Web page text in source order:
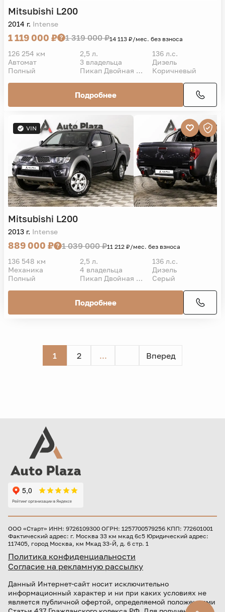
Mitsubishi L200
2014 г. Intense
1 119 000 ₽ 1 319 000 ₽14 113 ₽/мес. без взноса
126 254 км 2,5 л.
136 л.с.
Автомат
3 владельца
Дизель
Полный
Пикап Двойная кабина Коричневый
Подробнее
VIN
Mitsubishi L200
2013 г. Intense
889 000 ₽ 1 039 000 ₽11 212 ₽/мес. без взноса
136 548 км 2,5 л.
136 л.с.
Механика
4 владельца
Дизель
Полный
Пикап Двойная кабина Серый
Подробнее
1 2 ... Вперед
ООО «Старт» ИНН: 9726109300 ОГРН: 1257700579256 КПП: 772601001
Фактический адрес: г. Москва 33 км мкад 6с5 Юридический адрес:
117405, город Москва, км Мкад 33-Й, д. 6 стр. 1
Политика конфиденциальности
Согласие на рекламную рассылку
Данный Интернет-сайт носит исключительно
информационный характер и ни при каких условиях не
является публичной офертой, определяемой положениями